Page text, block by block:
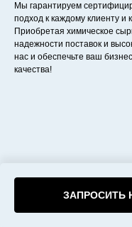
ЗАПРОСИТЬ
Мы гарантируем
подход к каждому клиенту
Приобретая химическое
надежности поставок и
нас и обеспечьте ваш
качества!